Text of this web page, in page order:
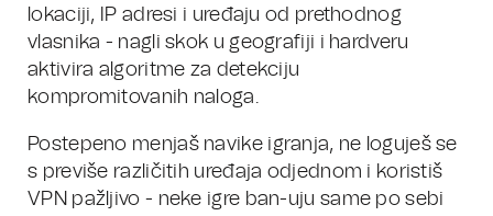
lokaciji, IP adresi i uređaju od prethodnog
vlasnika - nagli skok u geografiji i hardveru
aktivira algoritme za detekciju
kompromitovanih naloga.
Postepeno menjaš navike igranja, ne loguješ se
s previše različitih uređaja odjednom i koristiš
VPN pažljivo - neke igre ban-uju same po sebi